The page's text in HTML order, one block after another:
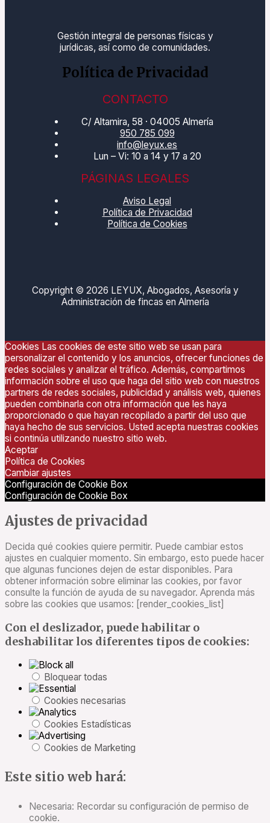
Gestión integral de personas físicas y
jurídicas, así como de comunidades.
Política de Privacidad
CONTACTO
C/ Altamira, 58 · 04005 Almería
950 785 099
info@leyux.es
Lun – Vi: 10 a 14 y 17 a 20
PÁGINAS LEGALES
Aviso Legal
Política de Privacidad
Política de Cookies
Copyright © 2026 LEYUX, Abogados, Asesoría y
Administración de fincas en Almería
Cookies Las cookies de este sitio web se usan para
personalizar el contenido y los anuncios, ofrecer funciones de
redes sociales y analizar el tráfico. Además, compartimos
información sobre el uso que haga del sitio web con nuestros
partners de redes sociales, publicidad y análisis web, quienes
pueden combinarla con otra información que les haya
proporcionado o que hayan recopilado a partir del uso que
haya hecho de sus servicios. Usted acepta nuestras cookies
si continúa utilizando nuestro sitio web.
Aceptar
Política de Cookies
Cambiar ajustes
Configuración de Cookie Box
Configuración de Cookie Box
Ajustes de privacidad
Decida qué cookies quiere permitir. Puede cambiar estos
ajustes en cualquier momento. Sin embargo, esto puede hacer
que algunas funciones dejen de estar disponibles. Para
obtener información sobre eliminar las cookies, por favor
consulte la función de ayuda de su navegador. Aprenda más
sobre las cookies que usamos: [render_cookies_list]
Con el deslizador, puede habilitar o
deshabilitar los diferentes tipos de cookies:
Bloquear todas
Cookies necesarias
Cookies Estadísticas
Cookies de Marketing
Este sitio web hará:
Necesaria: Recordar su configuración de permiso de
cookie.